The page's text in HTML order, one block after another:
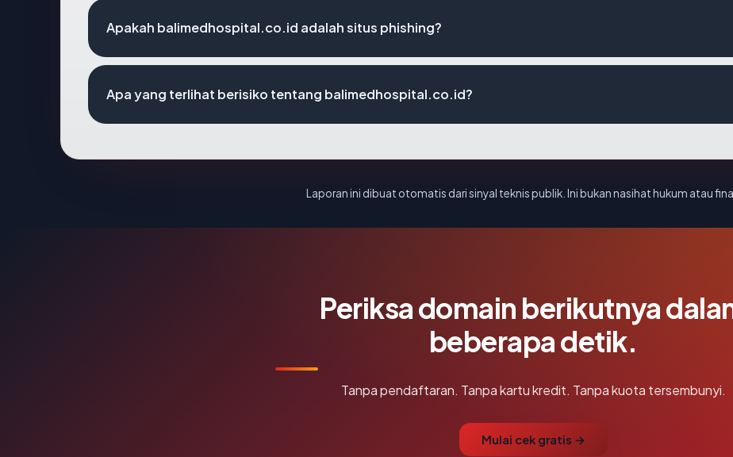
Apakah balimedhospital.co.id adalah situs phishing?
Apa yang terlihat berisiko tentang balimedhospital.co.id?
Laporan ini dibuat otomatis dari sinyal teknis publik. Ini bukan nasihat hukum atau
Periksa domain berikutnya
beberapa detik.
Tanpa pendaftaran. Tanpa kartu kredit. Tanpa kuota tersembunyi.
Mulai cek gratis →